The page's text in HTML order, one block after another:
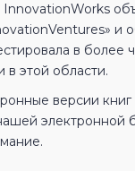
в
этой области.
версии
электронной